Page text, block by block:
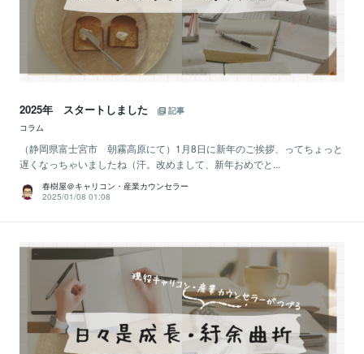
2025年 スタートしました
記事
コラム
（静岡県富士宮市 朝霧高原にて）1月8日に新年のご挨拶、ってちょっと
遅くなっちゃいましたね（汗。改めまして、新年おめでと...
春樹屋＠キャリコン・産業カウンセラー
2025/01/08 01:08